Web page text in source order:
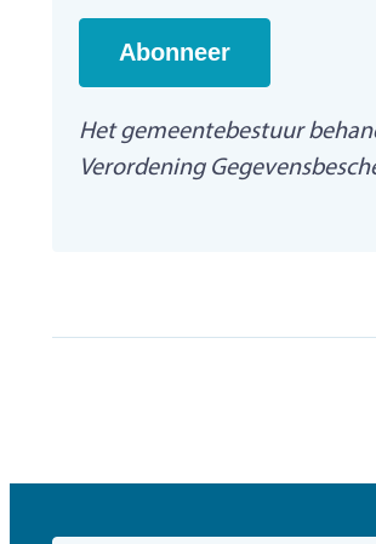
Abonneer
Het gemeentebestuur
Verordening